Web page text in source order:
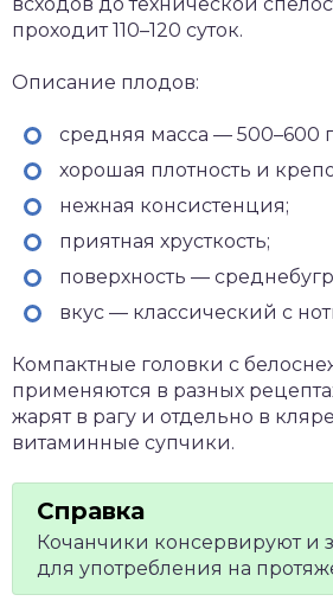
проходит 110–120 суток.
Описание плодов:
средняя масса — 500–600
хорошая плотность и
нежная консистенция;
приятная хрусткость;
поверхность —
вкус — классический с
Компактные головки с
применяются в разных
жарят в рагу и отдельно в
витаминные супчики.
Кочанчики консервируют и
для употребления на